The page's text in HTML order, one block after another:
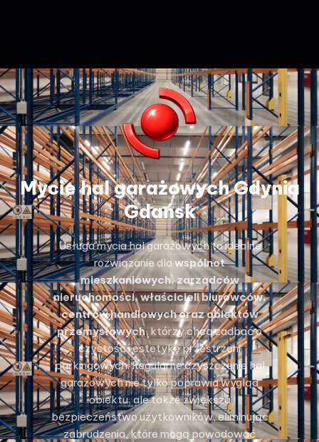
Mycie hal garażowych Gdynia
Gdańsk
Usługa mycia hal garażowych to idealne
rozwiązanie dla wspólnot
mieszkaniowych, zarządców
nieruchomości, właścicieli biurowców,
centrów handlowych oraz obiektów
przemysłowych, którzy chcą zadbać o
czystość i estetykę przestrzeni
parkingowych. Regularne czyszczenie hal
garażowych nie tylko poprawia wygląd
obiektu, ale także zwiększa
bezpieczeństwo użytkowników, eliminując
zabrudzenia, które mogą powodować